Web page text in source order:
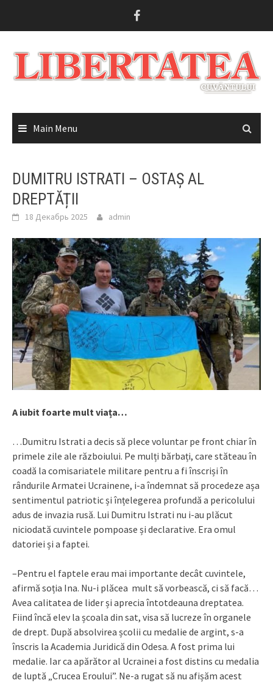
Main Menu
DUMITRU ISTRATI – OSTAȘ AL
DREPTĂȚII
18 Декабрь 2025 admin
A iubit foarte mult viața…
…Dumitru Istrati a decis să plece voluntar pe front chiar în
primele zile ale războiului. Pe mulți bărbați, care stăteau în
coadă la comisariatele militare pentru a fi înscriși în
rândurile Armatei Ucrainene, i-a îndemnat să procedeze așa
sentimentul patriotic și înțelegerea profundă a pericolului
adus de invazia rusă. Lui Dumitru Istrati nu i-au plăcut
niciodată cuvintele pompoase și declarative. Era omul
datoriei și a faptei.
–Pentru el faptele erau mai importante decât cuvintele,
afirmă soția Ina. Nu-i plăcea mult să vorbească, ci să facă…
Avea calitatea de lider și aprecia întotdeauna dreptatea.
Fiind încă elev la școala din sat, visa să lucreze în organele
de drept. După absolvirea școlii cu medalie de argint, s-a
înscris la Academia Juridică din Odesa. A fost prima lui
medalie. Iar ca apărător al Ucrainei a fost distins cu medalia
de luptă „Crucea Eroului”. Ne-a rugat să nu afișăm acest